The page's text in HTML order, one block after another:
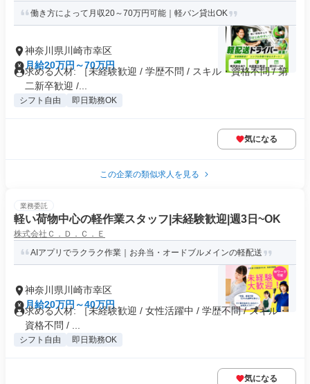
働き方によって月収20～70万円可能｜軽バン貸出OK
神奈川県川崎市幸区
月給20万円～70万円
求める人材: ［未経験歓迎 / 学歴不問 / スキル・資格不問 / 第
二新卒歓迎 /...
シフト自由 即日勤務OK
気になる
この企業の類似求人を見る
業務委託
軽い荷物中心の軽作業スタッフ|未経験歓迎|週3日~OK
株式会社Ｃ．Ｄ．Ｃ．Ｅ
AIアプリでラクラク作業｜お弁当・オードブルメインの軽配送
神奈川県川崎市幸区
月給20万円～40万円
求める人材: ［未経験歓迎 / 女性活躍中 / 学歴不問 / スキル・
資格不問 / ...
シフト自由 即日勤務OK
気になる